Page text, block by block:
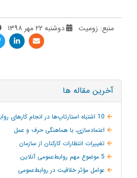
منبع: زومیت دوشنبه ۲۲ مهر ۱۳۹۸
آخرین مقاله ها
10 اشتباه استارتاپ‌ها در انجام کارهای روابط‌عمومی
اعتمادسازی، با هماهنگی حرف و عمل
تغییرات انتظارات کارکنان از سازمان
5 موضوع مهم روابط‌عمومی آنلاین
عوامل مؤثر خلاقیت در روابط‌عمومی